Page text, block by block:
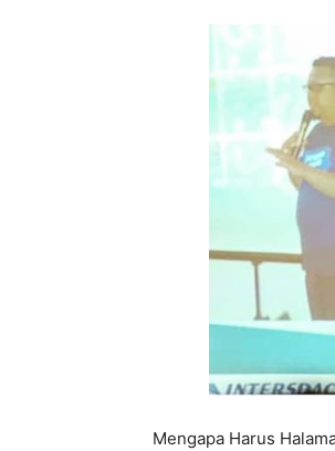
Mengapa Harus